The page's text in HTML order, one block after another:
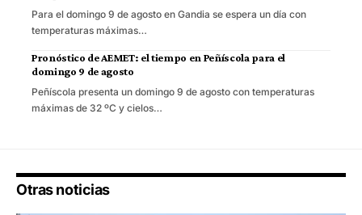
Para el domingo 9 de agosto en Gandia se espera un día con
temperaturas máximas…
Pronóstico de AEMET: el tiempo en Peñíscola para el
domingo 9 de agosto
Peñíscola presenta un domingo 9 de agosto con temperaturas
máximas de 32 ºC y cielos…
Otras noticias